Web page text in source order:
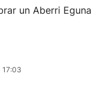
un Aberri Eguna